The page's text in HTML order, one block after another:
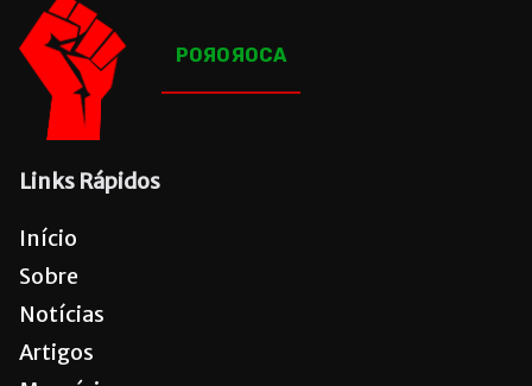
POЯOЯOCA
Links Rápidos
Início
Sobre
Notícias
Artigos